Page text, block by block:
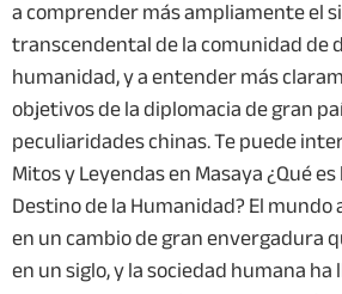
a comprender más ampliamente el
transcendental de la comunidad de
humanidad, y a entender más
objetivos de la diplomacia de gran
peculiaridades chinas. Te puede
Mitos y Leyendas en Masaya ¿Qué
Destino de la Humanidad? El
en un cambio de gran envergadura
en un siglo, y la sociedad humana